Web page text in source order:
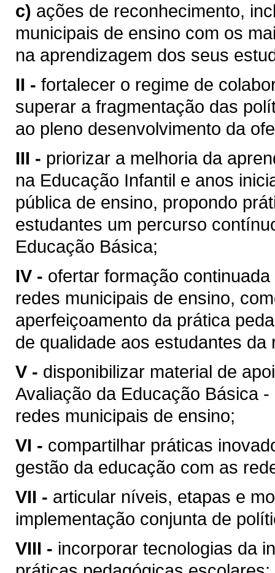
c) ações de reconhecimento,
municipais de ensino com os
na aprendizagem dos seus
II - fortalecer o regime de
superar a fragmentação das
ao pleno desenvolvimento da
III - priorizar a melhoria da
na Educação Infantil e anos
pública de ensino, propondo
estudantes um percurso
Educação Básica;
IV - ofertar formação
redes municipais de ensino,
aperfeiçoamento da prática
de qualidade aos estudantes da
V - disponibilizar material de
Avaliação da Educação Básica
redes municipais de ensino;
VI - compartilhar práticas
gestão da educação com as
VII - articular níveis, etapas e
implementação conjunta de
VIII - incorporar tecnologias da